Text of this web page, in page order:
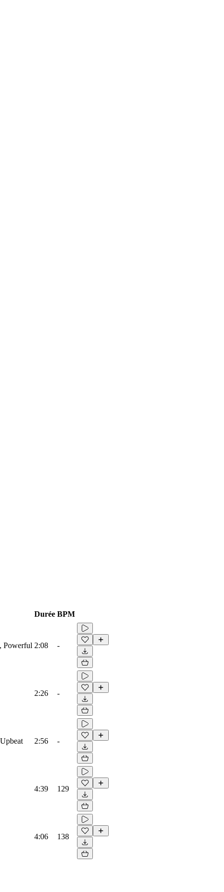
Durée BPM
Powerful 2:08 -
2:26 -
2:56 -
4:39 129
4:06 138